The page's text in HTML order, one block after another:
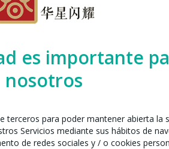
es importante
nosotros
terceros para poder mantener abierta la
Servicios mediante sus hábitos de
de redes sociales y / o cookies
espíritu olímpico y la amistad entre
Consulado General de China en
2022. La Asociación de
de Beijing para la Amistad con los
de Beijing, el Buró Municipal de
de Cine de China y la